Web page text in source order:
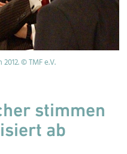
© TMF e.V.
stimmen
ab